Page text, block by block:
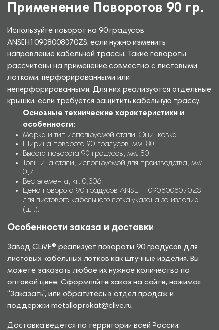
Применение Поворотов 90 гр.
Используйте поворот на 90 градусов
ANSEH10908008070ZS, если нужно изменить
направление кабельной трассы. Такие повороты
рассчитаны на применение совместно с листовыми
лотками, перфорированными или
неперфорированными. Для них реализуются отдельные
крышки, если требуется защитить кабельную трассу.
Основные технические характеристики и
особенности:
Марка и тип используемой стали: Оцинковка
Ширина поворота 90 градусов, мм: 80
Высота поворота 90 градусов, мм: 80
Толщина стали, используемой для производства, мм:
0,7
Вес элемента, кг: 0,306
Цена поворота 90 градусов ANSEH10908008070ZS
для листового кабельного лотка указана за изделие
(шт.).
Особенности заказа и доставки
Завод CLiVE® реализует повороты 90 градусов для
листовых кабельных лотков как штучные изделия. Вы
можете заказать любое их нужное количество по
оптовой цене. Оформляйте заказ на сайте, нажимая
“Заказать”, или обратитесь в отдел продаж и
поддержки metalloprokat@clive.ru.
Доставка ведется по территории всей России: